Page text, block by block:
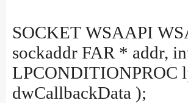
SOCKET WSAAPI
sockaddr FAR * addr,
LPCONDITIONPROC
dwCallbackData );